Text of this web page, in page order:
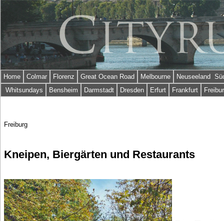
Home Colmar Florenz Great Ocean Road Melbourne
Neuseeland
Whitsundays
Bensheim Darmstadt Dresden Erfurt Frankfurt
Freiburg
Kneipen, Biergärten und Restaurants